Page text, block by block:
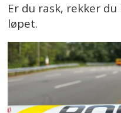
Er du rask, rekker
løpet.